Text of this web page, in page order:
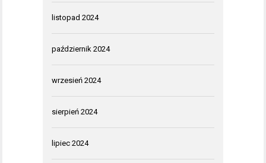
listopad 2024
październik 2024
wrzesień 2024
sierpień 2024
lipiec 2024